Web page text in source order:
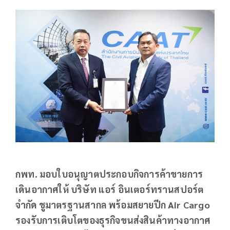
กพท. มอบใบอนุญาตประกอบกิจการค้าขายการ
เดินอากาศให้ บริษัท แอร์ อินเตอร์ทรานสปอร์ต
จำกัด ชูมาตรฐานสากล พร้อมสยายปีกAir Cargo
รองรับการเติบโตของธุรกิจขนส่งสินค้าทางอากาศ